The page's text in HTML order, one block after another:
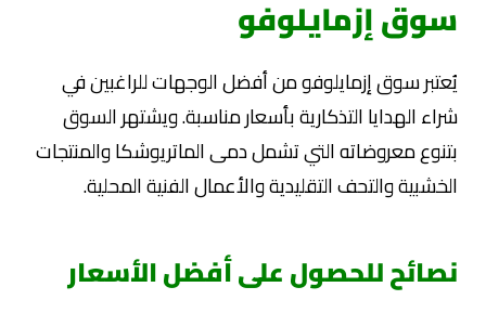
سوق إزمايلوفو
يُعتبر سوق إزمايلوفو من أفضل الوجهات للراغبين في
شراء الهدايا التذكارية بأسعار مناسبة. ويشتهر السوق
بتنوع معروضاته التي تشمل دمى الماتريوشكا والمنتجات
الخشبية والتحف التقليدية والأعمال الفنية المحلية.
نصائح للحصول على أفضل الأسعار